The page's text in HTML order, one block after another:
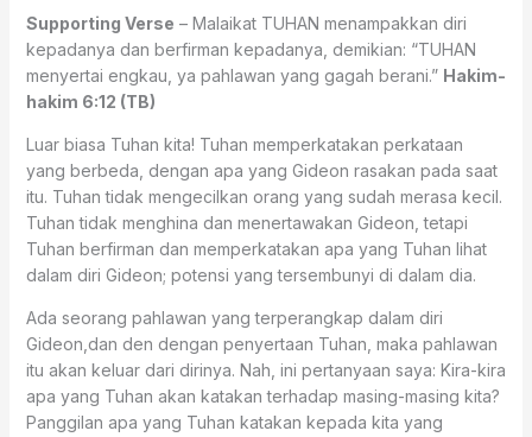
Supporting Verse – Malaikat TUHAN menampakkan diri
kepadanya dan berfirman kepadanya, demikian: “TUHAN
menyertai engkau, ya pahlawan yang gagah berani.” Hakim-
hakim 6:12 (TB)
Luar biasa Tuhan kita! Tuhan memperkatakan perkataan
yang berbeda, dengan apa yang Gideon rasakan pada saat
itu. Tuhan tidak mengecilkan orang yang sudah merasa kecil.
Tuhan tidak menghina dan menertawakan Gideon, tetapi
Tuhan berfirman dan memperkatakan apa yang Tuhan lihat
dalam diri Gideon; potensi yang tersembunyi di dalam dia.
Ada seorang pahlawan yang terperangkap dalam diri
Gideon,dan den dengan penyertaan Tuhan, maka pahlawan
itu akan keluar dari dirinya. Nah, ini pertanyaan saya: Kira-kira
apa yang Tuhan akan katakan terhadap masing-masing kita?
Panggilan apa yang Tuhan katakan kepada kita yang